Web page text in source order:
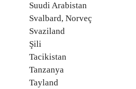
Suudi Arabistan
Svalbard, Norveç
Svaziland
Şili
Tacikistan
Tanzanya
Tayland